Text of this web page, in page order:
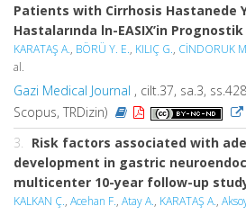
Patients with Cirrhosis Hastanede
Hastalarında ln-EASIX’in
KARATAŞ A., BÖRÜ Y. E., KILIÇ G., CİNDORUK
al.
Gazi Medical Journal , cilt.37, sa.3,
Scopus, TRDizin)
3. Risk factors associated with
development in gastric
multicenter 10-year follow-up
KALKAN Ç., Acehan F., Atay A., KARATAŞ A.,